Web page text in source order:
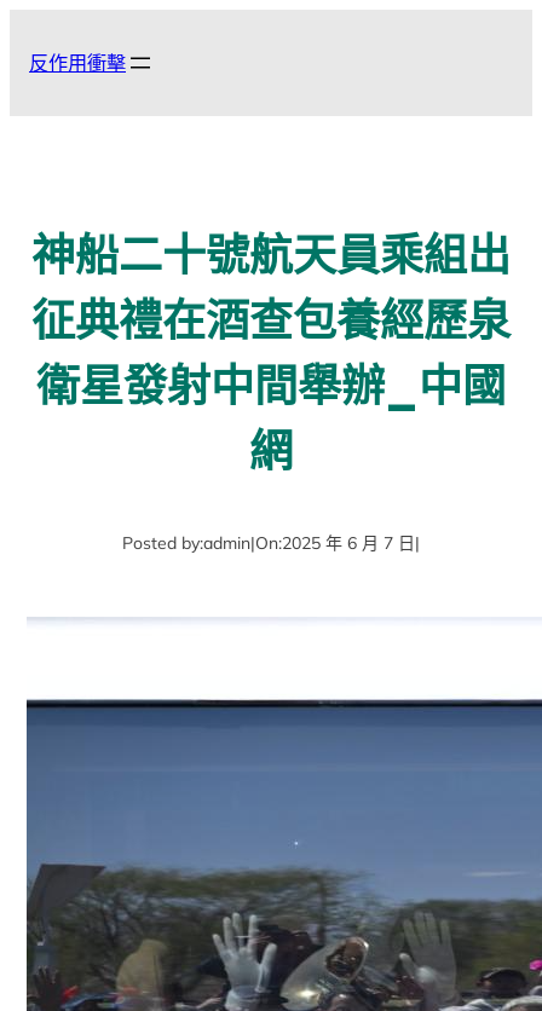
反作用衝擊
神船二十號航天員乘組出
征典禮在酒查包養經歷泉
衛星發射中間舉辦_中國
網
Posted by:admin|On:2025 年 6 月 7 日|